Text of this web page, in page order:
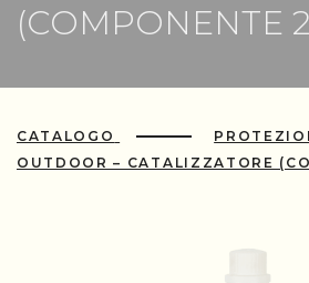
(COMPONENTE
CATALOGO
OUTDOOR – CATALIZZATORE